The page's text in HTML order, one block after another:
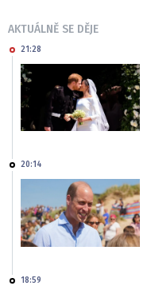
AKTUÁLNĚ SE DĚJE
21:28
20:14
18:59